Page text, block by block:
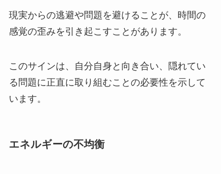
現実からの逃避や問題を避けることが、時間の
感覚の歪みを引き起こすことがあります。
このサインは、自分自身と向き合い、隠れてい
る問題に正直に取り組むことの必要性を示して
います。
エネルギーの不均衡